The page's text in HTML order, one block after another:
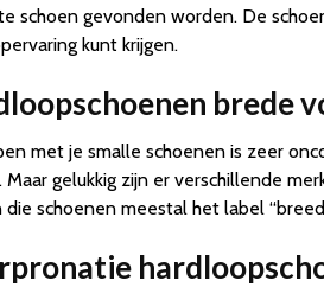
schoen gevonden worden. De
kunt krijgen.
brede
met je smalle schoenen is zeer
Maar gelukkig zijn er verschillende
die schoenen meestal het label